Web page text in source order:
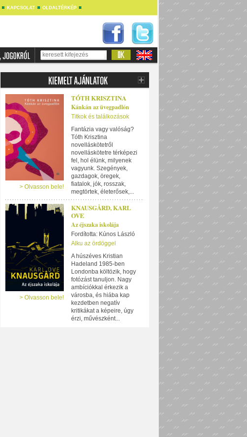
KAPCSOLAT OLDALTÉRKÉP
> Olvasson bele!
TÓTH KRISZTINA
Kánkán az üvegpadlón
Titkok és találkozások
Fantázia vagy valóság?
Tóth Krisztina
novelláskötetről
novelláskötetre térképezi
fel, hol élünk, milyenek
vagyunk. Szegények,
gazdagok, öregek,
fiatalok, jók, rosszak,
megtörtek, életerősek,...
> Olvasson bele!
KNAUSGÅRD, KARL
OVE
Az éjszaka iskolája
Fordította: Kúnos László
Alku az ördöggel
A húszéves Kristian
Hadeland 1985-ben
Londonba költözik, hogy
fotózást tanuljon. Nagy
ambíciókkal érkezik a
városba, és hiába kap
kezdetben negatív
kritikákat a képeire, úgy
érzi, művészként...